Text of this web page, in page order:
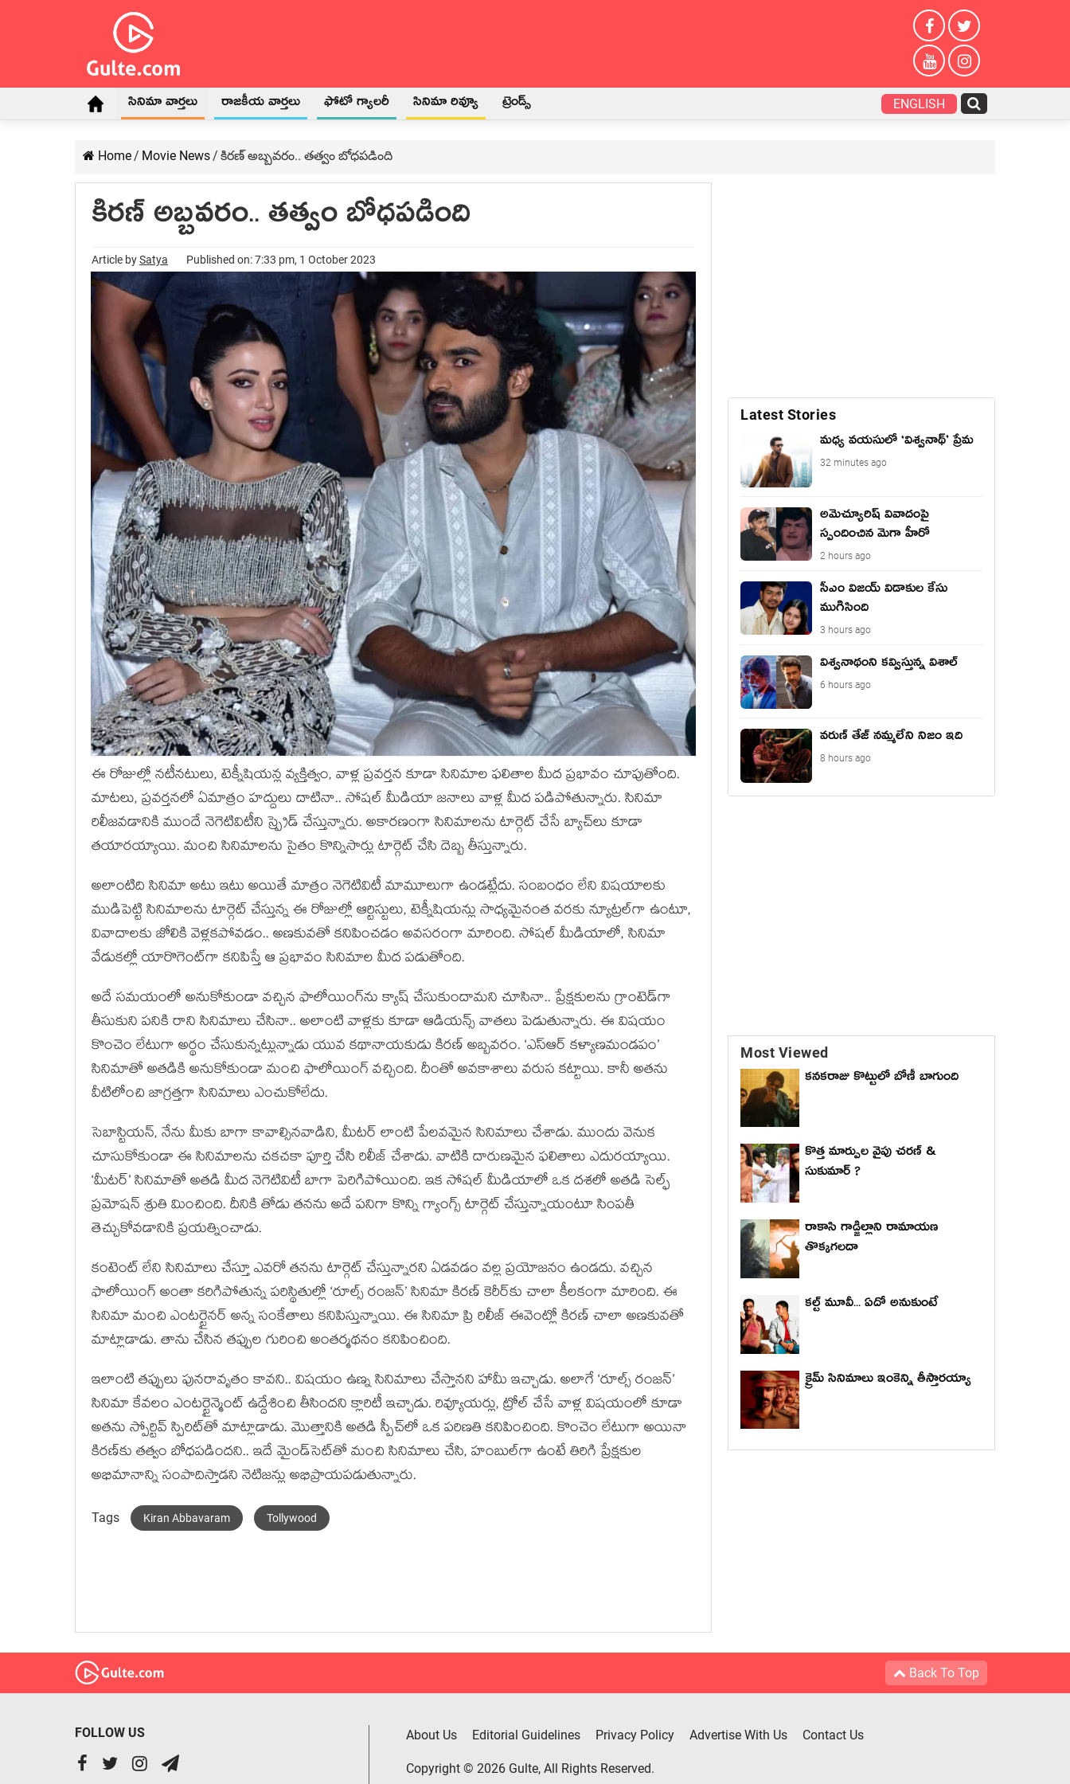
సినిమా వార్తలు రాజకీయ వార్తలు ఫోటో గ్యాలరీ సినిమా రివ్యూ ట్రెండ్స్ ENGLISH
Home/ Movie News/ కిరణ్ అబ్బవరం.. తత్వం బోధపడింది
కిరణ్ అబ్బవరం.. తత్వం బోధపడింది
Article bySatya Published on: 7:33 pm, 1 October 2023
ఈ రోజుల్లో నటీనటులు, టెక్నీషియన్ల వ్యక్తిత్వం, వాళ్ల ప్రవర్తన కూడా సినిమాల ఫలితాల మీద ప్రభావం చూపుతోంది.
మాటలు, ప్రవర్తనలో ఏమాత్రం హద్దులు దాటినా.. సోషల్ మీడియా జనాలు వాళ్ల మీద పడిపోతున్నారు. సినిమా
రిలీజవడానికి ముందే నెగెటివిటీని స్ప్రెడ్ చేస్తున్నారు. అకారణంగా సినిమాలను టార్గెట్ చేసే బ్యాచ్‌లు కూడా
తయారయ్యాయి. మంచి సినిమాలను సైతం కొన్నిసార్లు టార్గెట్ చేసి దెబ్బ తీస్తున్నారు.
అలాంటిది సినిమా అటు ఇటు అయితే మాత్రం నెగెటివిటీ మామూలుగా ఉండట్లేదు. సంబంధం లేని విషయాలకు
ముడిపెట్టి సినిమాలను టార్గెట్ చేస్తున్న ఈ రోజుల్లో ఆర్టిస్టులు, టెక్నీషియన్లు సాధ్యమైనంత వరకు న్యూట్రల్‌గా ఉంటూ,
వివాదాలకు జోలికి వెళ్లకపోవడం.. అణకువతో కనిపించడం అవసరంగా మారింది. సోషల్ మీడియాలో, సినిమా
వేడుకల్లో యారొగెంట్‌గా కనిపిస్తే ఆ ప్రభావం సినిమాల మీద పడుతోంది.
అదే సమయంలో అనుకోకుండా వచ్చిన ఫాలోయింగ్‌ను క్యాష్ చేసుకుందామని చూసినా.. ప్రేక్షకులను గ్రాంటెడ్‌గా
తీసుకుని పనికి రాని సినిమాలు చేసినా.. అలాంటి వాళ్లకు కూడా ఆడియన్స్ వాతలు పెడుతున్నారు. ఈ విషయం
కొంచెం లేటుగా అర్థం చేసుకున్నట్లున్నాడు యువ కథానాయకుడు కిరణ్ అబ్బవరం. ‘ఎస్ఆర్ కళ్యాణమండపం’
సినిమాతో అతడికి అనుకోకుండా మంచి ఫాలోయింగ్ వచ్చింది. దీంతో అవకాశాలు వరుస కట్టాయి. కానీ అతను
వీటిలోంచి జాగ్రత్తగా సినిమాలు ఎంచుకోలేదు.
సెబాస్టియన్, నేను మీకు బాగా కావాల్సినవాడిని, మీటర్ లాంటి పేలవమైన సినిమాలు చేశాడు. ముందు వెనుక
చూసుకోకుండా ఈ సినిమాలను చకచకా పూర్తి చేసి రిలీజ్ చేశాడు. వాటికి దారుణమైన ఫలితాలు ఎదురయ్యాయి.
‘మీటర్’ సినిమాతో అతడి మీద నెగెటివిటీ బాగా పెరిగిపోయింది. ఇక సోషల్ మీడియాలో ఒక దశలో అతడి సెల్ఫ్
ప్రమోషన్ శ్రుతి మించింది. దీనికి తోడు తనను అదే పనిగా కొన్ని గ్యాంగ్స్ టార్గెట్ చేస్తున్నాయంటూ సింపతీ
తెచ్చుకోవడానికి ప్రయత్నించాడు.
కంటెంట్ లేని సినిమాలు చేస్తూ ఎవరో తనను టార్గెట్ చేస్తున్నారని ఏడవడం వల్ల ప్రయోజనం ఉండదు. వచ్చిన
ఫాలోయింగ్ అంతా కరిగిపోతున్న పరిస్థితుల్లో ‘రూల్స్ రంజన్’ సినిమా కిరణ్ కెరీర్‌కు చాలా కీలకంగా మారింది. ఈ
సినిమా మంచి ఎంటర్టైనర్ అన్న సంకేతాలు కనిపిస్తున్నాయి. ఈ సినిమా ప్రి రిలీజ్ ఈవెంట్లో కిరణ్ చాలా అణకువతో
మాట్లాడాడు. తాను చేసిన తప్పుల గురించి అంతర్మథనం కనిపించింది.
ఇలాంటి తప్పులు పునరావృతం కావని.. విషయం ఉణ్న సినిమాలు చేస్తానని హామీ ఇచ్చాడు. అలాగే ‘రూల్స్ రంజన్’
సినిమా కేవలం ఎంటర్టైన్మెంట్ ఉద్దేశించి తీసిందని క్లారిటీ ఇచ్చాడు. రివ్యూయర్లు, ట్రోల్ చేసే వాళ్ల విషయంలో కూడా
అతను స్పోర్టివ్ స్పిరిట్‌తో మాట్లాడాడు. మొత్తానికి అతడి స్పీచ్‌లో ఒక పరిణతి కనిపించింది. కొంచెం లేటుగా అయినా
కిరణ్‌కు తత్వం బోధపడిందని.. ఇదే మైండ్‌సెట్‌తో మంచి సినిమాలు చేసి, హంబుల్‌గా ఉంటే తిరిగి ప్రేక్షకుల
అభిమానాన్ని సంపాదిస్తాడని నెటిజన్లు అభిప్రాయపడుతున్నారు.
Tags Kiran Abbavaram Tollywood
Latest Stories
మధ్య వయసులో ‘విశ్వనాథ్’ ప్రేమ
32 minutes ago
అమెచ్యూరిష్ వివాదంపై
స్పందించిన మెగా హీరో
2 hours ago
సీఎం విజయ్ విడాకుల కేసు
ముగిసింది
3 hours ago
విశ్వనాథంని కవ్విస్తున్న విశాల్
6 hours ago
వరుణ్ తేజ్ నమ్మలేని నిజం ఇది
8 hours ago
Most Viewed
కనకరాజు కొట్టులో బోణీ బాగుంది
కొత్త మార్పుల వైపు చరణ్ &
సుకుమార్ ?
రాకాసి గాడ్జిల్లాని రామాయణ
తొక్కగలదా
కల్ట్ మూవీ... ఏదో అనుకుంటే
క్రైమ్ సినిమాలు ఇంకెన్ని తీస్తారయ్యా
Back To Top
FOLLOW US About Us Editorial Guidelines Privacy Policy Advertise With Us Contact Us
Copyright © 2026 Gulte, All Rights Reserved.